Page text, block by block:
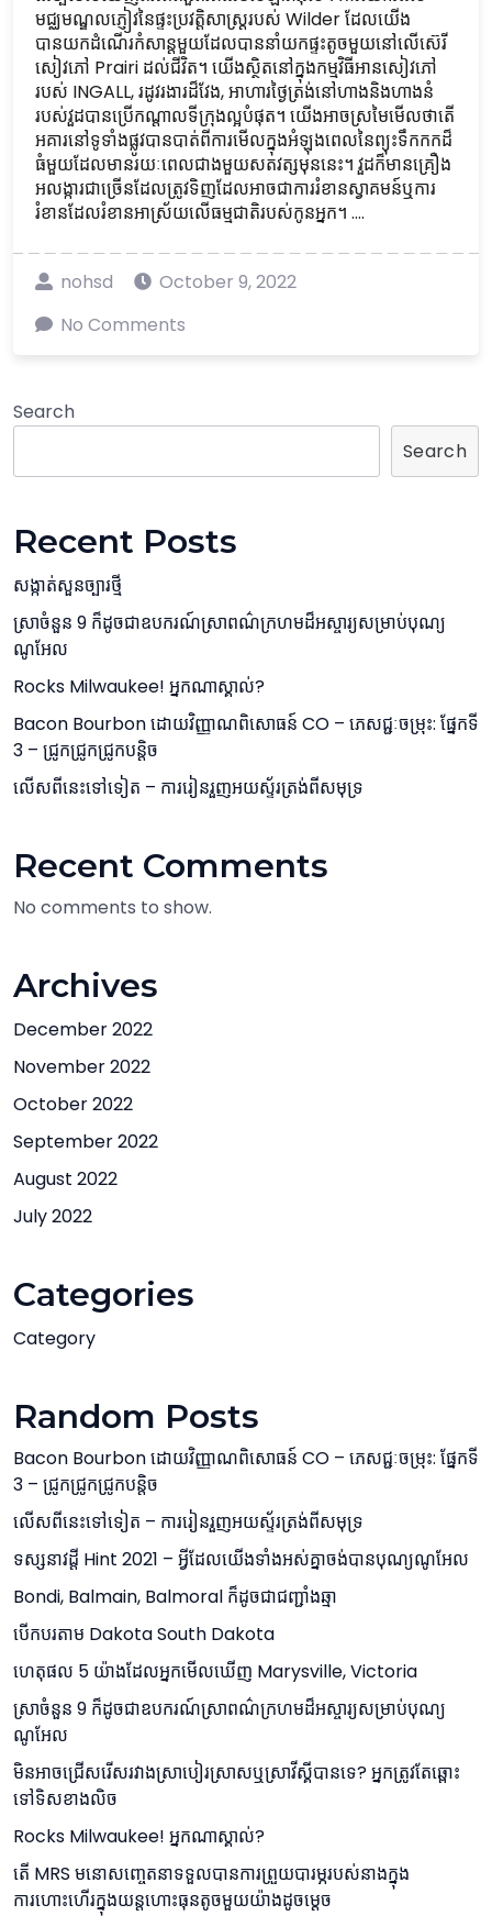
មជ្ឈមណ្ឌលភ្ញៀវនៃផ្ទះប្រវត្តិសាស្ត្ររបស់ Wilder ដែលយើង
បានយកដំណើរកំសាន្តមួយដែលបាននាំយកផ្ទះតូចមួយនៅលើស៊េរី
សៀវភៅ Prairi ដល់ជីវិត។ យើងស្ថិតនៅក្នុងកម្មវិធីអានសៀវភៅ
របស់ INGALL, រដូវរងារដ៏វែង, អាហារថ្ងៃត្រង់នៅហាងនិងហាងនំ
របស់វួដបានប្រើកណ្តាលទីក្រុងល្អបំផុត។ យើងអាចស្រមៃមើលថាតើ
អគារនៅទូទាំងផ្លូវបានបាត់ពីការមើលក្នុងអំឡុងពេលនៃព្យុះទឹកកកដ៏
ធំមួយដែលមានរយៈពេលជាងមួយសតវត្សមុននេះ។ វួដក៏មានគ្រឿង
អលង្ការជាច្រើនដែលត្រូវទិញដែលអាចជាការរំខានស្វាគមន៍ឬការ
រំខានដែលរំខានអាស្រ័យលើធម្មជាតិរបស់កូនអ្នក។ ....
nohsd
October 9, 2022
No Comments
Search
Search
Recent Posts
សង្កាត់សួនច្បារថ្មី
ស្រាចំនួន 9 ក៏ដូចជាឧបករណ៍ស្រាពណ៌ក្រហមដ៏អស្ចារ្យសម្រាប់បុណ្យ
ណូអែល
Rocks Milwaukee! អ្នកណាស្គាល់?
Bacon Bourbon ដោយវិញ្ញាណពិសោធន៍ CO – ភេសជ្ជៈចម្រុះ: ផ្នែកទី
3 – ជ្រូកជ្រូកជ្រូកបន្តិច
លើសពីនេះទៅទៀត – ការរៀនរួញអយស្ទ័រត្រង់ពីសមុទ្រ
Recent Comments
No comments to show.
Archives
December 2022
November 2022
October 2022
September 2022
August 2022
July 2022
Categories
Category
Random Posts
Bacon Bourbon ដោយវិញ្ញាណពិសោធន៍ CO – ភេសជ្ជៈចម្រុះ: ផ្នែកទី
3 – ជ្រូកជ្រូកជ្រូកបន្តិច
លើសពីនេះទៅទៀត – ការរៀនរួញអយស្ទ័រត្រង់ពីសមុទ្រ
ទស្សនាវដ្តី Hint 2021 – អ្វីដែលយើងទាំងអស់គ្នាចង់បានបុណ្យណូអែល
Bondi, Balmain, Balmoral ក៏ដូចជាជញ្ជាំងឆ្មា
បើកបរតាម Dakota South Dakota
ហេតុផល 5 យ៉ាងដែលអ្នកមើលឃើញ Marysville, Victoria
ស្រាចំនួន 9 ក៏ដូចជាឧបករណ៍ស្រាពណ៌ក្រហមដ៏អស្ចារ្យសម្រាប់បុណ្យ
ណូអែល
មិនអាចជ្រើសរើសរវាងស្រាបៀរស្រាសឬស្រាវីស្គីបានទេ? អ្នកត្រូវតែឆ្ពោះ
ទៅទិសខាងលិច
Rocks Milwaukee! អ្នកណាស្គាល់?
តើ MRS មនោសញ្ចេតនាទទួលបានការព្រួយបារម្ភរបស់នាងក្នុង
ការហោះហើរក្នុងយន្តហោះធុនតូចមួយយ៉ាងដូចម្តេច